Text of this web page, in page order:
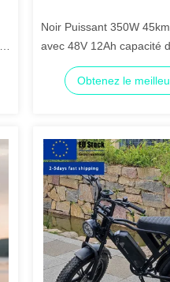
Noir Puissant 350W
avec 48V 12Ah capacité
deux roues motrices vélo
Obtenez le